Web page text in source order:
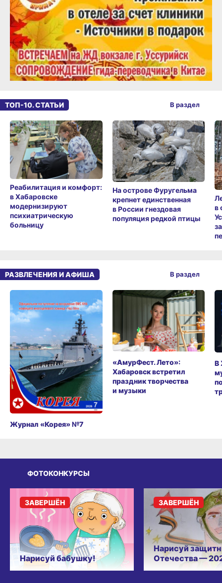
ТОП-10. СТАТЬИ
Реабилитация и комфорт:
в Хабаровске
модернизируют
психиатрическую
больницу
На острове Фуругельма
крепнет единственная
в России гнездовая
популяция редкой птицы
в
В раздел
РАЗВЛЕЧЕНИЯ И АФИША
Журнал «Корея» №7
«АмурФест. Лето»:
Хабаровск встретил
праздник творчества
и музыки
В
В раздел
ФОТОКОНКУРСЫ
Нарисуй бабушку!
ЗАВЕРШЁН
Нарисуй
Отечества —
ЗАВЕРШЁН